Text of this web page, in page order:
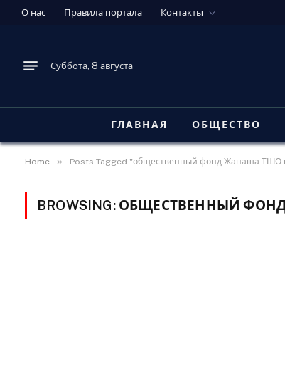
О нас Правила портала Контакты
Суббота, 8 августа
ГЛАВНАЯ ОБЩЕСТВО
Home » Posts Tagged "общественный фонд Жанаша ТШО
BROWSING: ОБЩЕСТВЕННЫЙ